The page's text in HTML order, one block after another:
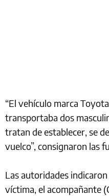
“El vehículo marca
transportaba dos
tratan de establecer, se
vuelco”, consignaron las
Las autoridades
víctima, el acompañante